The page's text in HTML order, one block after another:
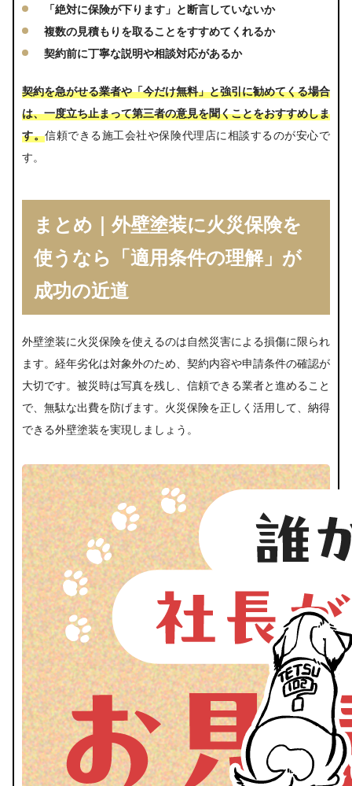
「絶対に保険が下ります」と断言していないか
複数の見積もりを取ることをすすめてくれるか
契約前に丁寧な説明や相談対応があるか
契約を急がせる業者や「今だけ無料」と強引に勧めてくる場合
は、一度立ち止まって第三者の意見を聞くことをおすすめしま
す。信頼できる施工会社や保険代理店に相談するのが安心で
す。
まとめ｜外壁塗装に火災保険を
使うなら「適用条件の理解」が
成功の近道
外壁塗装に火災保険を使えるのは自然災害による損傷に限られ
ます。経年劣化は対象外のため、契約内容や申請条件の確認が
大切です。被災時は写真を残し、信頼できる業者と進めること
で、無駄な出費を防げます。火災保険を正しく活用して、納得
できる外壁塗装を実現しましょう。